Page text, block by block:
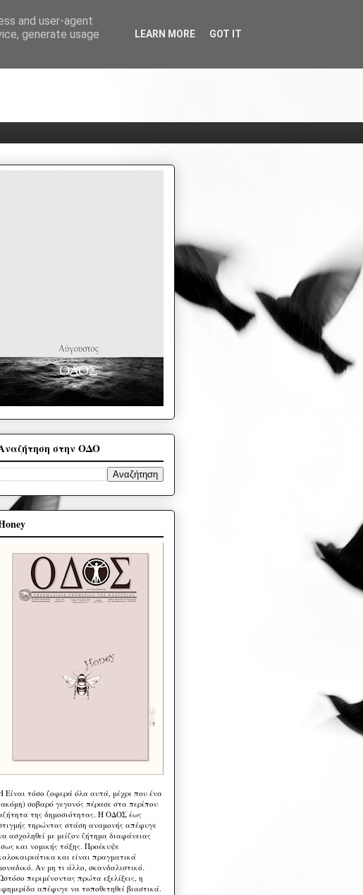
στην ΟΔΟ
Eίναι τόσο ζοφερά όλα αυτά, μέχρι που ένα
σοβαρό γεγονός πέρασε στα περίπου
της δημοσιότητας. Η ΟΔΟΣ έως
τηρώντας στάση αναμονής απέφυγε
ασχοληθεί με μείζον ζήτημα διαφάνειας
και νομικής τάξης. Προέκυψε
και είναι πραγματικά
Αν μη τι άλλο, σκανδαλιστικό.
περιμένοντας πρώτα εξελίξεις, η
απέφυγε να τοποθετηθεί βιαστικά.
and user-agent
generate usage
LEARN MORE GOT IT